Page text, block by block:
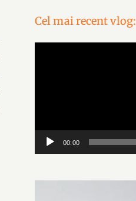
Cel mai recent vlog:
00:00